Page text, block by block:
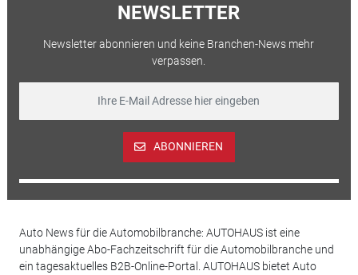
NEWSLETTER
Newsletter abonnieren und keine Branchen-News mehr
verpassen.
ABONNIEREN
Auto News für die Automobilbranche: AUTOHAUS ist eine
unabhängige Abo-Fachzeitschrift für die Automobilbranche und
ein tagesaktuelles B2B-Online-Portal. AUTOHAUS bietet Auto